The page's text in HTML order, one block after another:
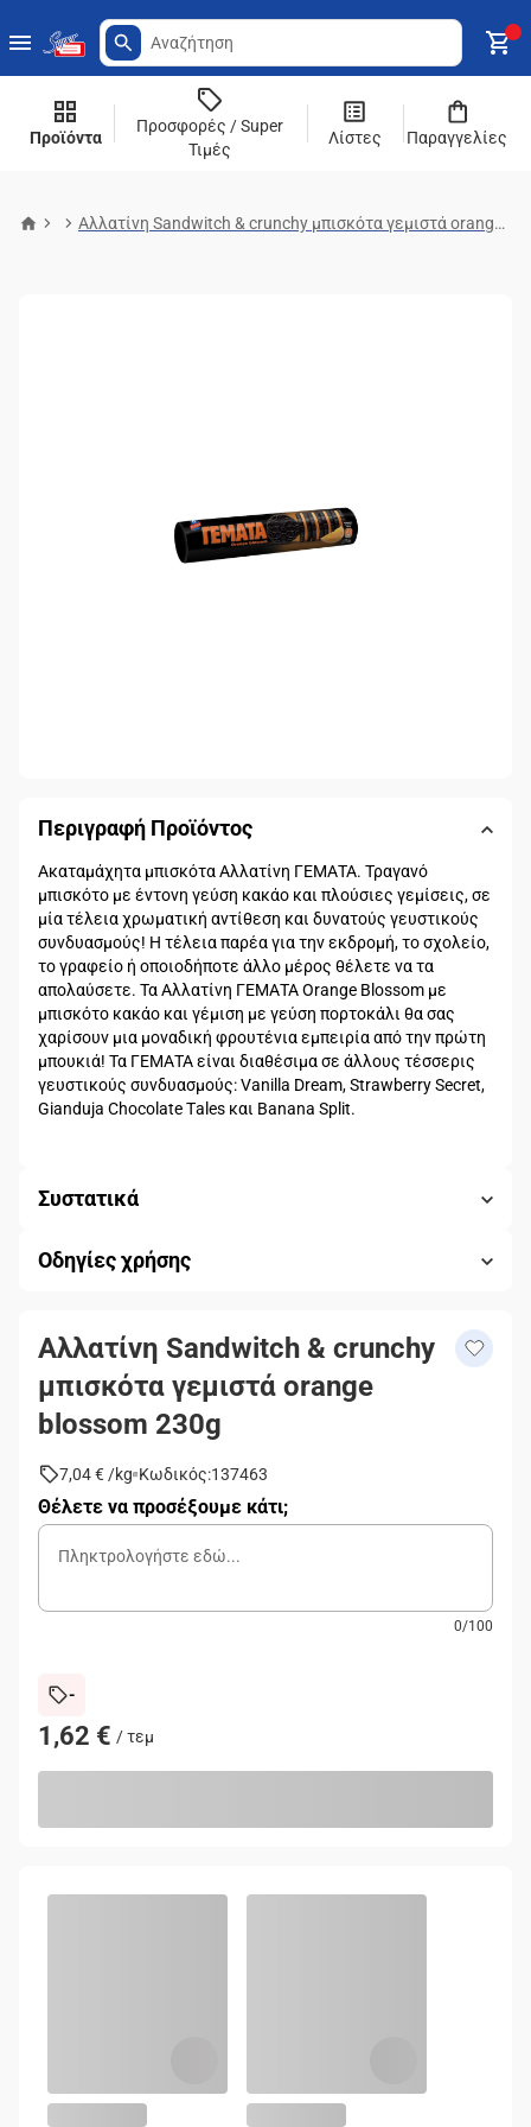
Προϊόντα
Προσφορές / Super
Τιμές
Λίστες Παραγγελίες
Αλλατίνη Sandwitch & crunchy μπισκότα γεμιστά orange blossom 230g
Περιγραφή Προϊόντος
Aκαταμάχητα μπισκότα Αλλατίνη ΓΕΜΑΤΑ. Τραγανό
μπισκότο με έντονη γεύση κακάο και πλούσιες γεμίσεις, σε
μία τέλεια χρωματική αντίθεση και δυνατούς γευστικούς
συνδυασμούς! Η τέλεια παρέα για την εκδρομή, το σχολείο,
το γραφείο ή οποιοδήποτε άλλο μέρος θέλετε να τα
απολαύσετε. Τα Aλλατίνη ΓΕΜΑΤΑ Orange Blossom με
μπισκότο κακάο και γέμιση με γεύση πορτοκάλι θα σας
χαρίσουν μια μοναδική φρουτένια εμπειρία από την πρώτη
μπουκιά! Τα ΓΕΜΑΤΑ είναι διαθέσιμα σε άλλους τέσσερις
γευστικούς συνδυασμούς: Vanilla Dream, Strawberry Secret,
Gianduja Chocolate Τales και Banana Split.
Συστατικά
Οδηγίες χρήσης
Αλλατίνη Sandwitch & crunchy
μπισκότα γεμιστά orange
blossom 230g
7,04 € /kg Κωδικός:137463
Θέλετε να προσέξουμε κάτι;
0/100
-
1,62 € /τεμ